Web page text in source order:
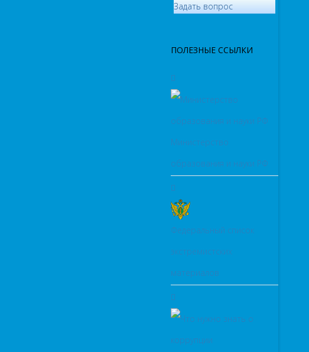
­Задать вопрос
ПОЛЕЗНЫЕ ССЫЛКИ
Министерство
образования и науки РФ
Федеральный список
экстремистских
материалов